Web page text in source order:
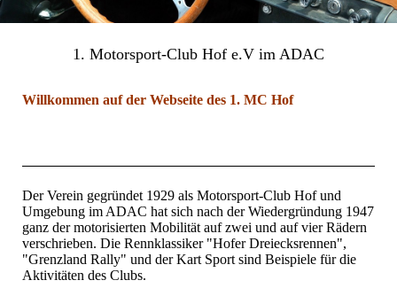
1. Motorsport-Club Hof e.V im ADAC
Willkommen auf der Webseite des 1. MC Hof
Der Verein gegründet 1929 als Motorsport-Club Hof und
Umgebung im ADAC hat sich nach der Wiedergründung 1947
ganz der motorisierten Mobilität auf zwei und auf vier Rädern
verschrieben. Die Rennklassiker "Hofer Dreiecksrennen",
"Grenzland Rally" und der Kart Sport sind Beispiele für die
Aktivitäten des Clubs.